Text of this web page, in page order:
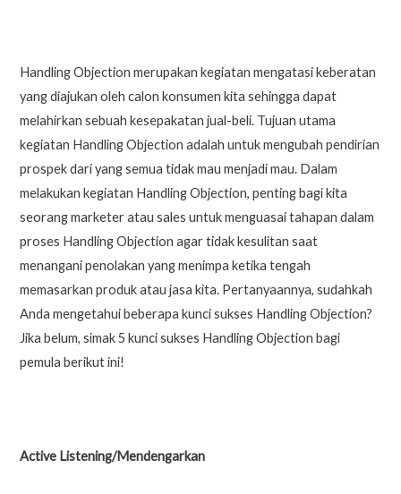
Handling Objection merupakan kegiatan mengatasi keberatan
yang diajukan oleh calon konsumen kita sehingga dapat
melahirkan sebuah kesepakatan jual-beli. Tujuan utama
kegiatan Handling Objection adalah untuk mengubah pendirian
prospek dari yang semua tidak mau menjadi mau. Dalam
melakukan kegiatan Handling Objection, penting bagi kita
seorang marketer atau sales untuk menguasai tahapan dalam
proses Handling Objection agar tidak kesulitan saat
menangani penolakan yang menimpa ketika tengah
memasarkan produk atau jasa kita. Pertanyaannya, sudahkah
Anda mengetahui beberapa kunci sukses Handling Objection?
Jika belum, simak 5 kunci sukses Handling Objection bagi
pemula berikut ini!
Active Listening/Mendengarkan